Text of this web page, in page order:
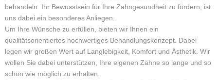
behandeln. Ihr Bewusstsein für Ihre Zahngesundheit zu fördern, ist
uns dabei ein besonderes Anliegen.
Um Ihre Wünsche zu erfüllen, bieten wir Ihnen ein
qualitätsorientiertes hochwertiges Behandlungskonzept. Dabei
legen wir großen Wert auf Langlebigkeit, Komfort und Ästhetik. Wir
wollen Sie dabei unterstützen, Ihre eigenen Zähne so lange und so
schön wie möglich zu erhalten.